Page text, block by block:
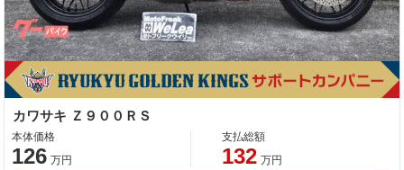
カワサキ Ｚ９００ＲＳ
本体価格
126 万円
支払総額
132 万円